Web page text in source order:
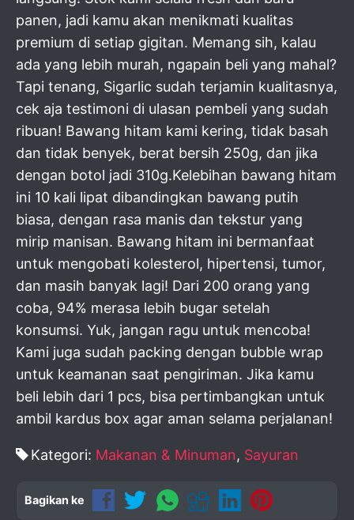
panen, jadi kamu akan menikmati kualitas
premium di setiap gigitan. Memang sih, kalau
ada yang lebih murah, ngapain beli yang mahal?
Tapi tenang, Sigarlic sudah terjamin kualitasnya,
cek aja testimoni di ulasan pembeli yang sudah
ribuan! Bawang hitam kami kering, tidak basah
dan tidak benyek, berat bersih 250g, dan jika
dengan botol jadi 310g.Kelebihan bawang hitam
ini 10 kali lipat dibandingkan bawang putih
biasa, dengan rasa manis dan tekstur yang
mirip manisan. Bawang hitam ini bermanfaat
untuk mengobati kolesterol, hipertensi, tumor,
dan masih banyak lagi! Dari 200 orang yang
coba, 94% merasa lebih bugar setelah
konsumsi. Yuk, jangan ragu untuk mencoba!
Kami juga sudah packing dengan bubble wrap
untuk keamanan saat pengiriman. Jika kamu
beli lebih dari 1 pcs, bisa pertimbangkan untuk
ambil kardus box agar aman selama perjalanan!
Kategori: Makanan & Minuman, Sayuran
Bagikan ke